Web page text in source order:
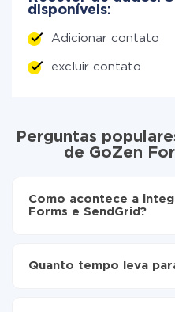
disponíveis:
Adicionar contato
excluir contato
Perguntas
de GoZen
Como acontece a
Forms e SendGrid?
para SendGrid
Quanto tempo leva